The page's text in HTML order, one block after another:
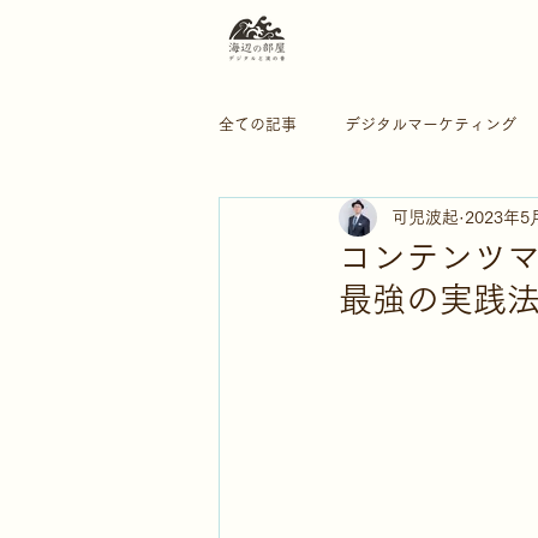
全ての記事 デジタルマーケティング
ブランディング ボランティア活
AI SNS デ
コンテンツ
最強の実践法
可児波起 2023年5